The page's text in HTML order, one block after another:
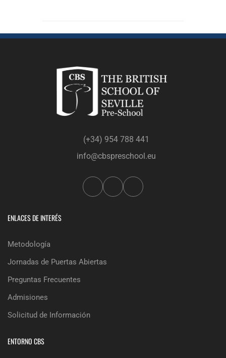
(+34) 954 788 441
info@cbspreschool.eu
ENLACES DE INTERÉS
Metodología
Jornadas de Puertas Abiertas
Preguntas Frecuentes
Admisiones
Solicitud de Información
ENTORNO CBS